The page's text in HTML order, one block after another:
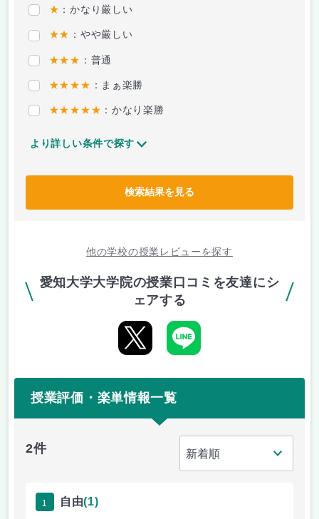
★ ：かなり厳しい
★★ ：やや厳しい
★★★ ：普通
★★★★ ：まぁ楽勝
★★★★★ ：かなり楽勝
より詳しい条件で探す
検索結果を見る
他の学校の授業レビューを探す
愛知大学大学院の授業口コミを友達にシ
ェアする
授業評価・楽単情報一覧
2件
1 自由(1)